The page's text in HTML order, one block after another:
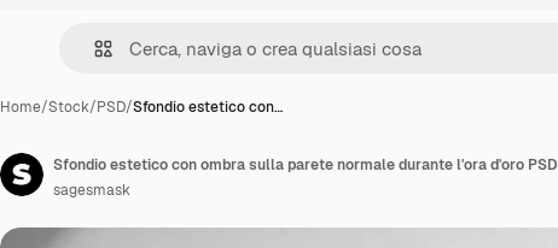
Home/Stock/PSD/Sfondio estetico con…
Sfondio estetico con ombra sulla parete normale durante l'ora d'oro PSD
sagesmask